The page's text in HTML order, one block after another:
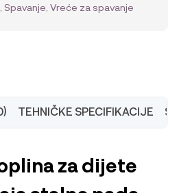
Spavanje Vreće za spavanje
TEHNIČKE SPECIFIKACIJE
za dijete